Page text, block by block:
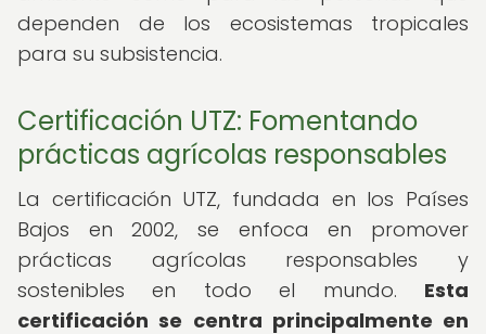
dependen de los ecosistemas tropicales
para su subsistencia.
Certificación UTZ: Fomentando
prácticas agrícolas responsables
La certificación UTZ, fundada en los Países
Bajos en 2002, se enfoca en promover
prácticas agrícolas responsables y
sostenibles en todo el mundo. Esta
certificación se centra principalmente en